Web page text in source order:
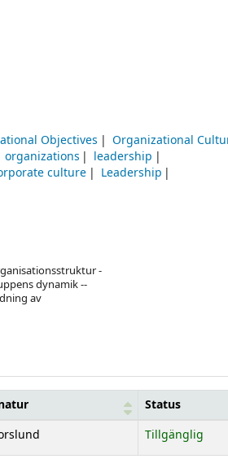
Objectives
Organizational
organizations
leadership
culture
Leadership
-
dynamik --
av
Status
Tillgänglig